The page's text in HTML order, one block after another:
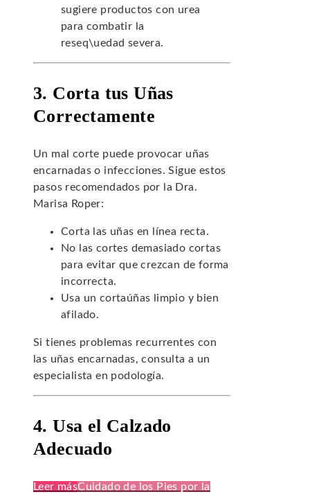
sugiere productos con urea
para combatir la
reseq\uedad severa.
3. Corta tus Uñas
Correctamente
Un mal corte puede provocar uñas
encarnadas o infecciones. Sigue estos
pasos recomendados por la Dra.
Marisa Roper:
Corta las uñas en línea recta.
No las cortes demasiado cortas
para evitar que crezcan de forma
incorrecta.
Usa un cortaúñas limpio y bien
afilado.
Si tienes problemas recurrentes con
las uñas encarnadas, consulta a un
especialista en podología.
4. Usa el Calzado
Adecuado
Leer másCuidado de los Pies por la